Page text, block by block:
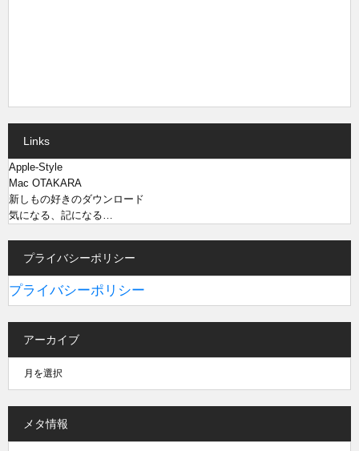
Links
Apple-Style
Mac OTAKARA
新しもの好きのダウンロード
気になる、記になる…
プライバシーポリシー
プライバシーポリシー
アーカイブ
メタ情報